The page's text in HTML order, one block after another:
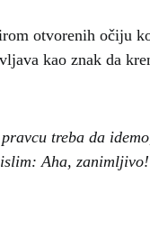
otvorenih očiju
kao znak da
treba da
Aha,